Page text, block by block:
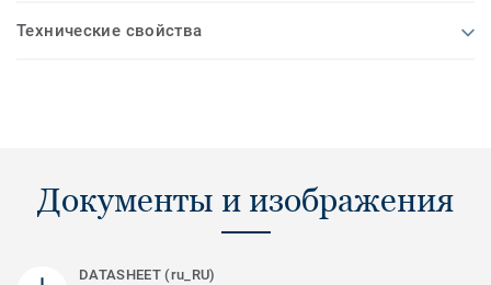
Технические свойства
Документы и изображения
DATASHEET (ru_RU)